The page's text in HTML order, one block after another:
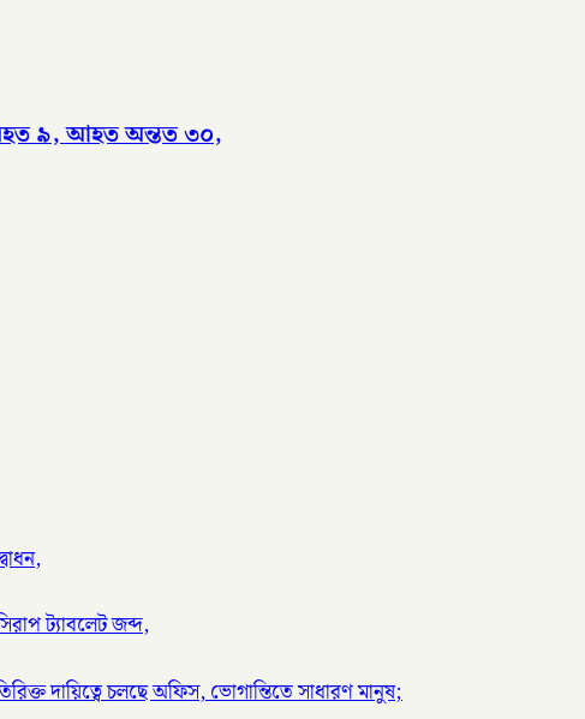
৯, আহত অন্তত ৩০,
ট্যাবলেট জব্দ,
দায়িত্বে চলছে অফিস, ভোগান্তিতে সাধারণ মানুষ;